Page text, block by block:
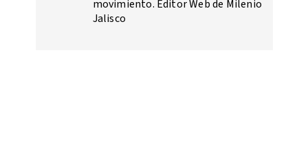
movimiento. Editor Web de Milenio
Jalisco